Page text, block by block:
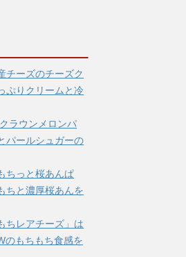
チーズのチーズク
ぷりクリームと冷
ラウンメロンパ
パールシュガーの
ちっと桜あんぱ
ちと濃厚桜あんを
ちレアチーズ」は
のもちもち食感を